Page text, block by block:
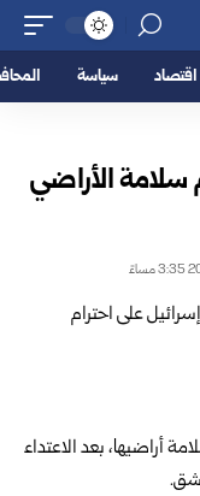
اقتصاد سياسة
سلامة الأراضي
أراضيها، بعد الاعتداء